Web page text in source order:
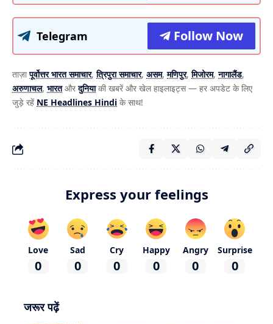
Telegram Follow Now
ताज़ापूर्वोत्तर भारत समाचार,त्रिपुरा समाचार, असम,मणिपुर,मिजोरम,नागालैंड,
अरुणाचल, भारतऔरदुनियाकी खबरें और खेल हाइलाइट्स — हर अपडेट के लिए
जुड़े रहें NE Headlines Hindi के साथ!
Express your feelings
Love
0
Sad
0
Cry
0
Happy
0
Angry
0
Surprise
0
जरूर पढ़ें